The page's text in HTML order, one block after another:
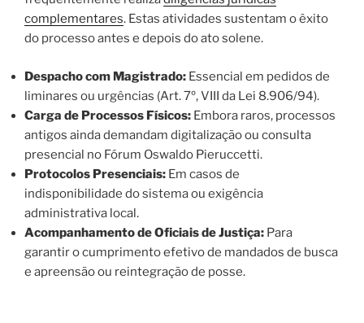
complementares. Estas atividades sustentam o êxito
do processo antes e depois do ato solene.
Despacho com Magistrado: Essencial em pedidos de
liminares ou urgências (Art. 7º, VIII da Lei 8.906/94).
Carga de Processos Físicos: Embora raros, processos
antigos ainda demandam digitalização ou consulta
presencial no Fórum Oswaldo Pieruccetti.
Protocolos Presenciais: Em casos de
indisponibilidade do sistema ou exigência
administrativa local.
Acompanhamento de Oficiais de Justiça: Para
garantir o cumprimento efetivo de mandados de busca
e apreensão ou reintegração de posse.